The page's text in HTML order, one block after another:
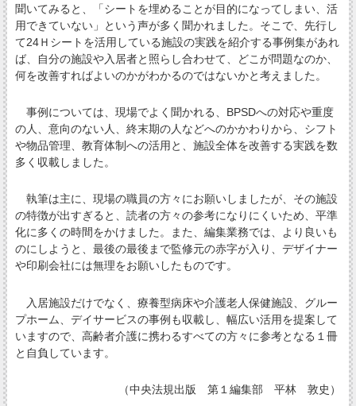
聞いてみると、「シートを埋めることが目的になってしまい、活
用できていない」という声が多く聞かれました。そこで、先行し
て24Ｈシートを活用している施設の実践を紹介する事例集があれ
ば、自分の施設や入居者と照らし合わせて、どこが問題なのか、
何を改善すればよいのかがわかるのではないかと考えました。
事例については、現場でよく聞かれる、BPSDへの対応や重度
の人、意向のない人、終末期の人などへのかかわりから、シフト
や物品管理、教育体制への活用と、施設全体を改善する実践を数
多く収載しました。
執筆は主に、現場の職員の方々にお願いしましたが、その施設
の特徴が出すぎると、読者の方々の参考になりにくいため、平準
化に多くの時間をかけました。また、編集業務では、より良いも
のにしようと、最後の最後まで監修元の赤字が入り、デザイナー
や印刷会社には無理をお願いしたものです。
入居施設だけでなく、療養型病床や介護老人保健施設、グルー
プホーム、デイサービスの事例も収載し、幅広い活用を提案して
いますので、高齢者介護に携わるすべての方々に参考となる１冊
と自負しています。
（中央法規出版 第１編集部 平林 敦史）